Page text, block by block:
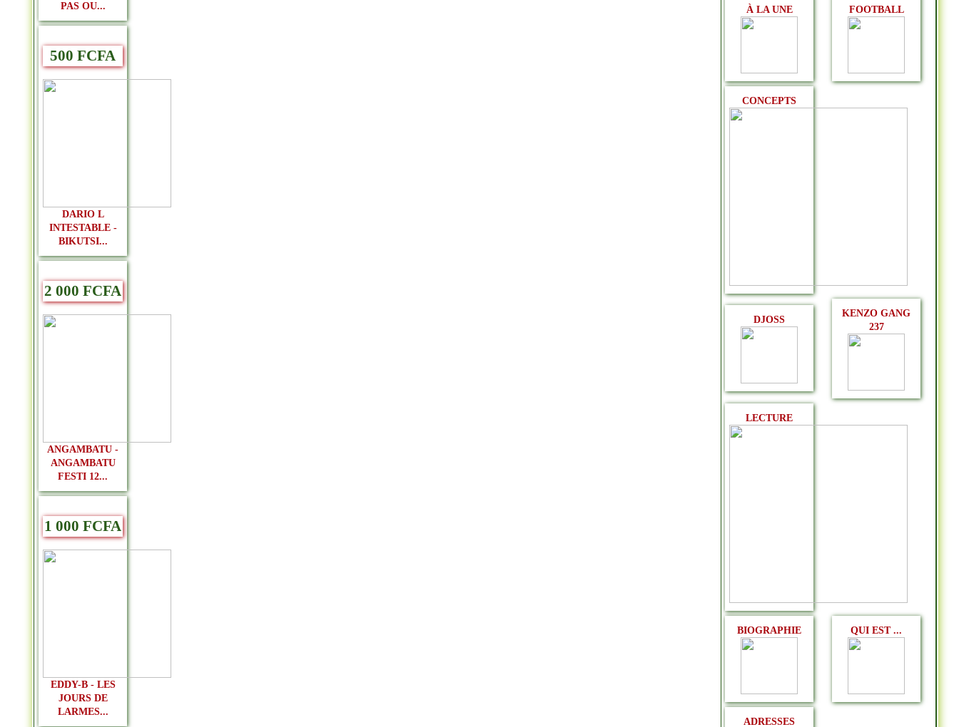
PAS OU...
500 FCFA
DARIO L
INTESTABLE -
BIKUTSI...
2 000 FCFA
ANGAMBATU -
ANGAMBATU
FESTI 12...
1 000 FCFA
EDDY-B - LES
JOURS DE
LARMES...
À LA UNE FOOTBALL
CONCEPTS
DJOSS
KENZO GANG
237
LECTURE
BIOGRAPHIE QUI EST ...
ADRESSES